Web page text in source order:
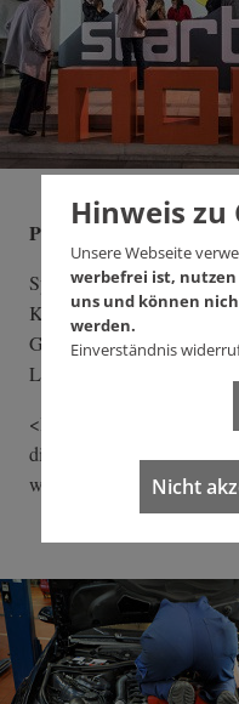
Platz 4 (Ausgabe 292):
Sparen wie die
Kanzlerin kann Heiner
Gespräch erklärt der
Lafontaine, wer daran
<link https:
die-schwa­ebische-
window>Beitr­ag lesen
Hinweis zu
Unsere Webseite
werbefrei ist,
uns und können
werden.
Einverständnis
Nicht